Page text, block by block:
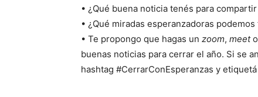
• ¿Qué buena noticia tenés para
• ¿Qué miradas esperanzadoras
• Te propongo que hagas un zoom, meet
buenas noticias para cerrar el año. Si se
hashtag #CerrarConEsperanzas y